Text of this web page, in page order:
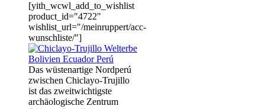
[yith_wcwl_add_to_wishlist
product_id="4722"
wishlist_url="/meinruppert/acc-
wunschliste/"]
Das wüstenartige Nordperú
zwischen Chiclayo-Trujillo
ist das zweitwichtigste
archäologische Zentrum